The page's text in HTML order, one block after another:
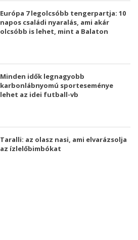
Európa 7 legolcsóbb tengerpartja: 10
napos családi nyaralás, ami akár
olcsóbb is lehet, mint a Balaton
Minden idők legnagyobb
karbonlábnyomú sporteseménye
lehet az idei futball-vb
Taralli: az olasz nasi, ami elvarázsolja
az ízlelőbimbókat